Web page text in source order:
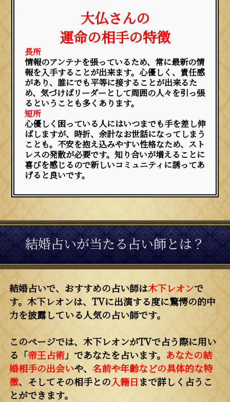
大仏さんの
運命の相手の特徴
長所
情報のアンテナを張っているため、常に最新の情
報を入手することが出来ます。心優しく、責任感
があり、誰にでも平等に接することが出来るた
め、気づけばリーダーとして周囲の人々を引っ張
るということも多くあります。
短所
心優しく困っている人にはいつまでも手を差し伸
ばしますが、時折、余計なお世話になってしまう
ことも。不安を抱え込みやすい性格なため、スト
レスの発散が必要です。知り合いが増えることに
喜びを感じるので新しいコミュニティに誘ってあ
げると良いです。
結婚占いが当たる占い師とは？
結婚占いで、おすすめの占い師は木下レオンで
す。木下レオンは、TVに出演する度に驚愕の的中
力を披露している人気の占い師です。
このページでは、木下レオンがTVで占う際に用い
る「帝王占術」であなたを占います。 あなたの結
婚相手の出会いや、 名前や年齢などの具体的な特
徴、そしてその相手との入籍日まで詳しく占うこ
とができます。